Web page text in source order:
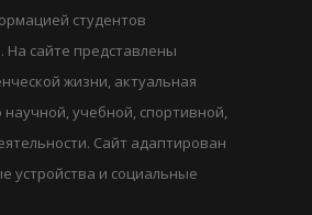
студентов
На сайте представлены
жизни, актуальная
учебной, спортивной,
Сайт адаптирован
устройства и социальные